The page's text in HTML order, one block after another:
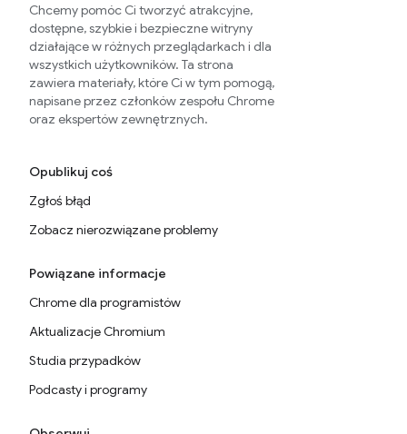
Chcemy pomóc Ci tworzyć atrakcyjne,
dostępne, szybkie i bezpieczne witryny
działające w różnych przeglądarkach i dla
wszystkich użytkowników. Ta strona
zawiera materiały, które Ci w tym pomogą,
napisane przez członków zespołu Chrome
oraz ekspertów zewnętrznych.
Opublikuj coś
Zgłoś błąd
Zobacz nierozwiązane problemy
Powiązane informacje
Chrome dla programistów
Aktualizacje Chromium
Studia przypadków
Podcasty i programy